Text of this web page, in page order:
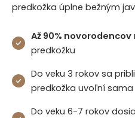
predkožka úplne bežným
Až 90% novorodencov
predkožku
Do veku 3 rokov sa
predkožka uvoľní sama
Do veku 6-7 rokov